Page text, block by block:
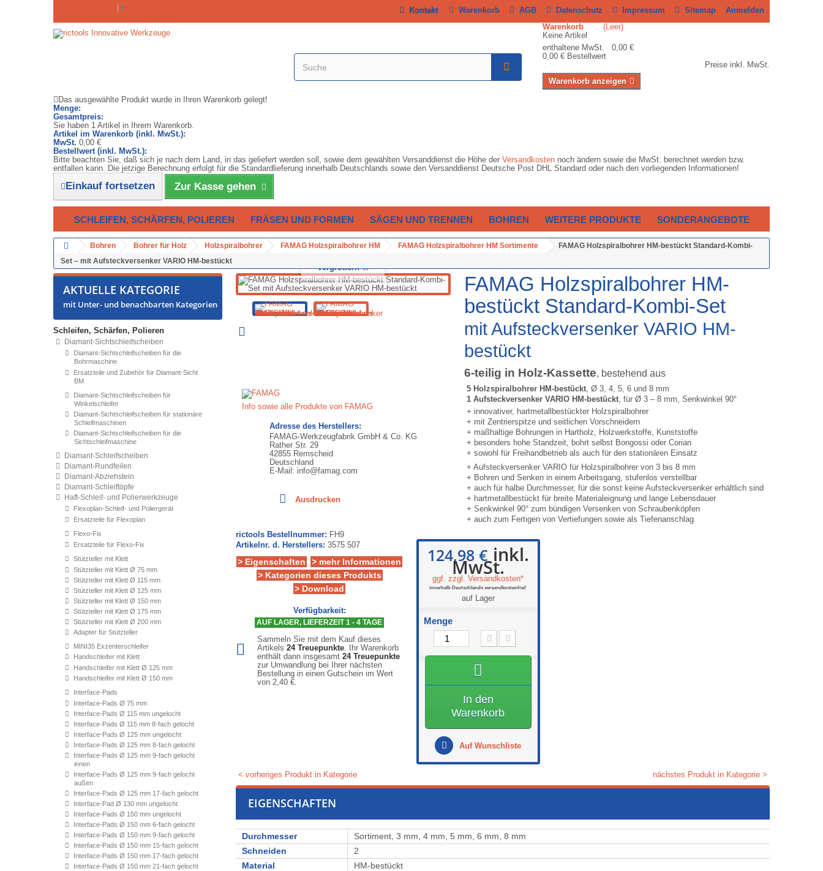
Anmelden
▼ Sitemap
Impressum
Datenschutz
AGB
Warenkorb
Kontakt
Warenkorb
(Leer)
Keine Artikel
enthaltene MwSt. 0,00 €
0,00 € Bestellwert
Preise inkl. MwSt.
Warenkorb anzeigen
Das ausgewählte Produkt wurde in Ihren Warenkorb gelegt!
Menge:
Gesamtpreis:
Sie haben 1 Artikel in Ihrem Warenkorb.
Artikel im Warenkorb (inkl. MwSt.):
MwSt. 0,00 €
Bestellwert (inkl. MwSt.):
Bitte beachten Sie, daß sich je nach dem Land, in das geliefert werden soll, sowie dem gewählten Versanddienst die Höhe der Versandkosten noch ändern sowie die MwSt. berechnet werden bzw.
entfallen kann. Die jetzige Berechnung erfolgt für die Standardlieferung innerhalb Deutschlands sowie den Versanddienst Deutsche Post DHL Standard oder nach den vorliegenden Informationen!
Einkauf fortsetzen Zur Kasse gehen
SCHLEIFEN, SCHÄRFEN, POLIEREN FRÄSEN UND FORMEN SÄGEN UND TRENNEN BOHREN WEITERE PRODUKTE SONDERANGEBOTE
Bohren Bohrer für Holz Holzspiralbohrer FAMAG Holzspiralbohrer HM FAMAG Holzspiralbohrer HM Sortimente
FAMAG Holzspiralbohrer HM-bestückt Standard-Kombi-
Set – mit Aufsteckversenker VARIO HM-bestückt
AKTUELLE KATEGORIE
mit Unter- und benachbarten Kategorien
Schleifen, Schärfen, Polieren
Diamant-Sichtschleifscheiben
Diamant-Sichtschleifscheiben für die
Bohrmaschine
Ersatzteile und Zubehör für Diamant-Sicht
BM
Diamant-Sichtschleifscheiben für
Winkelschleifer
Diamant-Sichtschleifscheiben für stationäre
Schleifmaschinen
Diamant-Sichtschleifscheiben für die
Sichtschleifmaschine
Diamant-Schleifscheiben
Diamant-Rundfeilen
Diamant-Abziehstein
Diamant-Schleiftöpfe
Haft-Schleif- und Polierwerkzeuge
Flexoplan-Schleif- und Poliergerät
Ersatzteile für Flexoplan
Flexo-Fix
Ersatzteile für Flexo-Fix
Stützteller mit Klett
Stützteller mit Klett Ø 75 mm
Stützteller mit Klett Ø 115 mm
Stützteller mit Klett Ø 125 mm
Stützteller mit Klett Ø 150 mm
Stützteller mit Klett Ø 175 mm
Stützteller mit Klett Ø 200 mm
Adapter für Stützteller
MINI35 Exzenterschleifer
Handschleifer mit Klett
Handschleifer mit Klett Ø 125 mm
Handschleifer mit Klett Ø 150 mm
Interface-Pads
Interface-Pads Ø 75 mm
Interface-Pads Ø 115 mm ungelocht
Interface-Pads Ø 115 mm 8-fach gelocht
Interface-Pads Ø 125 mm ungelocht
Interface-Pads Ø 125 mm 8-fach gelocht
Interface-Pads Ø 125 mm 9-fach gelocht
innen
Interface-Pads Ø 125 mm 9-fach gelocht
außen
Interface-Pads Ø 125 mm 17-fach gelocht
Interface-Pad Ø 130 mm ungelocht
Interface-Pads Ø 150 mm ungelocht
Interface-Pads Ø 150 mm 6-fach gelocht
Interface-Pads Ø 150 mm 9-fach gelocht
Interface-Pads Ø 150 mm 15-fach gelocht
Interface-Pads Ø 150 mm 17-fach gelocht
Interface-Pads Ø 150 mm 21-fach gelocht
Vergrößern
Info sowie alle Produkte von FAMAG
Adresse des Herstellers:
FAMAG-Werkzeugfabrik GmbH & Co. KG
Rather Str. 29
42855 Remscheid
Deutschland
E-Mail: info@famag.com
Ausdrucken
FAMAG Holzspiralbohrer HM-
bestückt Standard-Kombi-Set
mit Aufsteckversenker VARIO HM-
bestückt
6-teilig in Holz-Kassette, bestehend aus
5 Holzspiralbohrer HM-bestückt, Ø 3, 4, 5, 6 und 8 mm
1 Aufsteckversenker VARIO HM-bestückt, für Ø 3 – 8 mm, Senkwinkel 90°
+ innovativer, hartmetallbestückter Holzspiralbohrer
+ mit Zentrierspitze und seitlichen Vorschneidern
+ maßhaltige Bohrungen in Hartholz, Holzwerkstoffe, Kunststoffe
+ besonders hohe Standzeit, bohrt selbst Bongossi oder Corian
+ sowohl für Freihandbetrieb als auch für den stationären Einsatz
+ Aufsteckversenker VARIO für Holzspiralbohrer von 3 bis 8 mm
+ Bohren und Senken in einem Arbeitsgang, stufenlos verstellbar
+ auch für halbe Durchmesser, für die sonst keine Aufsteckversenker erhältlich sind
+ hartmetallbestückt für breite Materialeignung und lange Lebensdauer
+ Senkwinkel 90° zum bündigen Versenken von Schraubenköpfen
+ auch zum Fertigen von Vertiefungen sowie als Tiefenanschlag
rictools Bestellnummer: FH9
Artikelnr. d. Herstellers: 3575.507
> Eigenschaften
> mehr Informationen
> Kategorien dieses Produkts
> Download
Verfügbarkeit:
AUF LAGER, LIEFERZEIT 1 - 4 TAGE
Sammeln Sie mit dem Kauf dieses
Artikels 24Treuepunkte. Ihr Warenkorb
enthält dann insgesamt 24Treuepunkte
zur Umwandlung bei Ihrer nächsten
Bestellung in einen Gutschein im Wert
von 2,40 €.
124,98 € inkl.
MwSt.
ggf. zzgl. Versandkosten*
innerhalb Deutschlands versandkostenfrei!
auf Lager
Menge
In den
Warenkorb
Auf Wunschliste
< vorheriges Produkt in Kategorie nächstes Produkt in Kategorie >
EIGENSCHAFTEN
Durchmesser
Sortiment, 3 mm, 4 mm, 5 mm, 6 mm, 8 mm
Schneiden
2
Material
⁠⁠⁠⁠⁠⁠⁠⁠HM-bestückt